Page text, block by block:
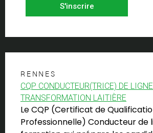
S'inscrire
RENNES
CQP CONDUCTEUR(TRICE) DE
TRANSFORMATION LAITIÈRE
Le CQP (Certificat de
Professionnelle) Conducteur de